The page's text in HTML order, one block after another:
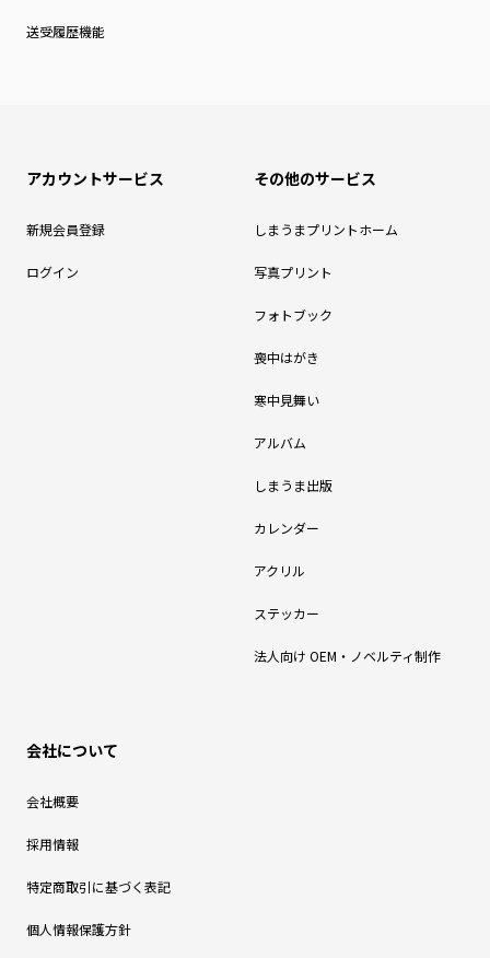
送受履歴機能
アカウントサービス
新規会員登録
ログイン
その他のサービス
しまうまプリントホーム
写真プリント
フォトブック
喪中はがき
寒中見舞い
アルバム
しまうま出版
カレンダー
アクリル
ステッカー
法人向け OEM・ノベルティ制作
会社について
会社概要
採用情報
特定商取引に基づく表記
個人情報保護方針